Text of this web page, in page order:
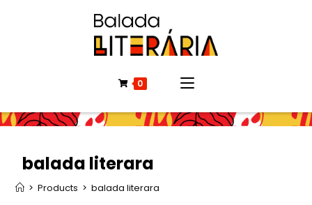
0
balada literara
> Products > balada literara